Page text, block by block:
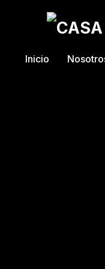
Inicio